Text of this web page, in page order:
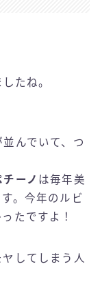
たね。
んでいて、つ
ーノ は毎年美
。今年のルビ
たですよ！
してしまう人